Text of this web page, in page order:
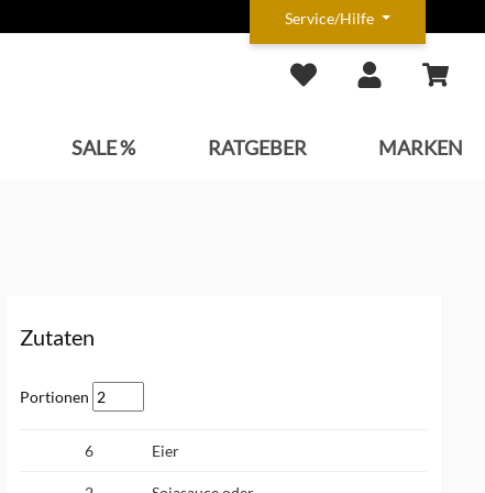
Service/Hilfe
SALE % RATGEBER MARKEN
Zutaten
Portionen
6 Eier